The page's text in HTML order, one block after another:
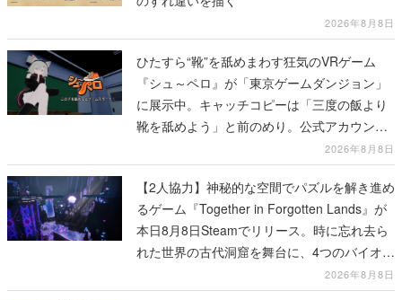
2026年8月8日
ひたすら“靴”を舐めまわす狂気のVRゲーム
『シュ～ペロ』が「東京ゲームダンジョン」
に展示中。キャッチコピーは「三度の飯より
靴を舐めよう」と前のめり。公式アカウント
も開設され、2026年リリースに向けて開発中
2026年8月8日
【2人協力】神秘的な空間でパズルを解き進め
るゲーム『Together in Forgotten Lands』が
本日8月8日Steamでリリース。時に忘れ去ら
れた世界の古代洞窟を舞台に、4つのバイオー
2026年8月8日